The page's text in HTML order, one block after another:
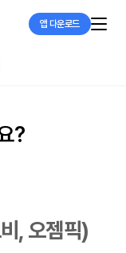
앱 다운로드
?
, 오젬픽)